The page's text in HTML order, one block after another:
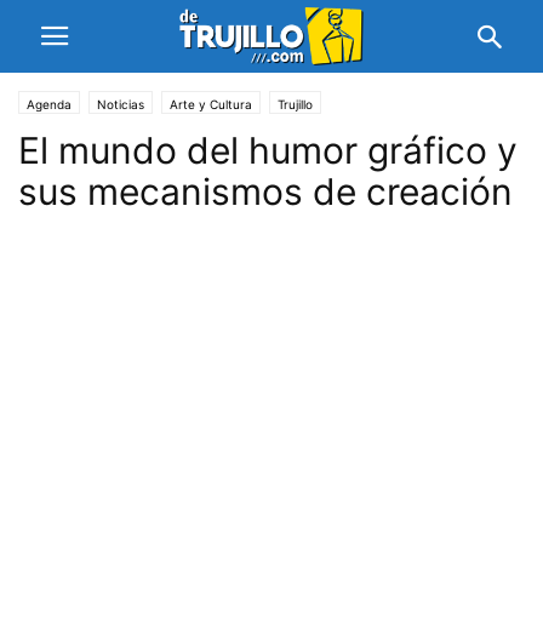
Agenda Noticias Arte y Cultura Trujillo
El mundo del humor gráfico y
sus mecanismos de creación